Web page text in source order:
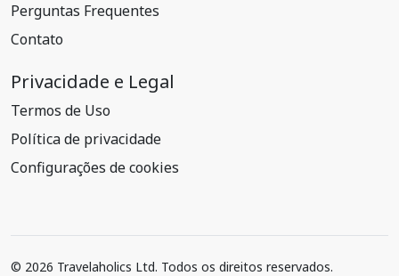
Perguntas Frequentes
Contato
Privacidade e Legal
Termos de Uso
Política de privacidade
Configurações de cookies
© 2026 Travelaholics Ltd. Todos os direitos reservados.